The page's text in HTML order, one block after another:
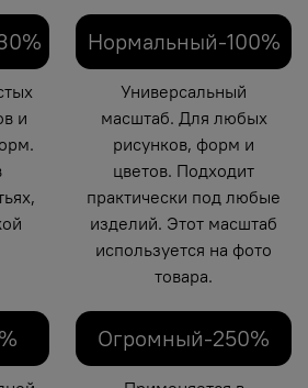
и
Нормальный-100%
Универсальный
масштаб. Для любых
рисунков, форм и
цветов. Подходит
практически под любые
изделий. Этот масштаб
используется на фото
товара.
Огромный-250%